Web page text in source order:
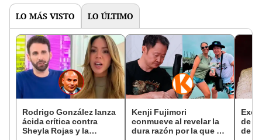
LO MÁS VISTO LO ÚLTIMO
Rodrigo González lanza
ácida crítica contra
Sheyla Rojas y la
Kenji Fujimori
conmueve al revelar la
dura razón por la que no
de
de